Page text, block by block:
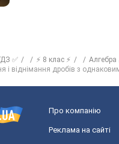
✅ ⚡ 8 клас ⚡
і віднімання дробів з
Про компанію
Реклама на сайті